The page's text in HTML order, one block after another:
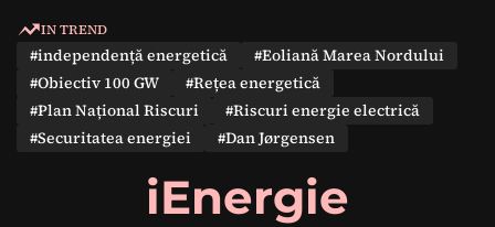
IN TREND
#independență energetică
#Eoliană Marea Nordului
#Obiectiv 100 GW
#Rețea energetică
#Plan Național Riscuri
#Riscuri energie electrică
#Securitatea energiei
#Dan Jørgensen
iEnergie